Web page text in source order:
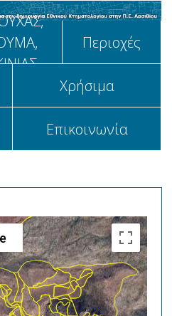
Περιοχές
Χρήσιμα
Επικοινωνία